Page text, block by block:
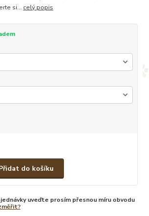
si... celý popis
do košíku
uveďte prosím přesnou míru obvodu